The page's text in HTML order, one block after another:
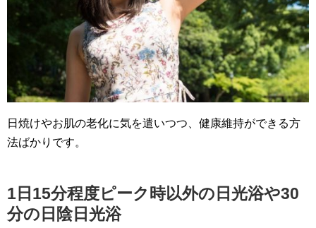
日焼けやお肌の老化に気を遣いつつ、健康維持ができる方
法ばかりです。
1日15分程度ピーク時以外の日光浴や30
分の日陰日光浴